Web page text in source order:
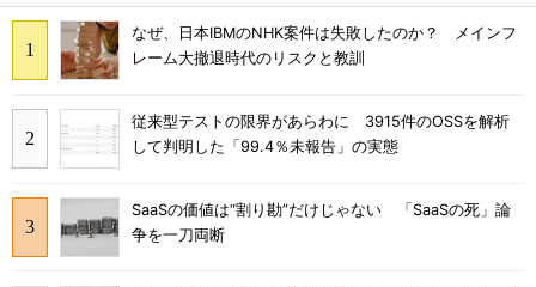
なぜ、日本IBMのNHK案件は失敗したのか？ メインフ
レーム大撤退時代のリスクと教訓
従来型テストの限界があらわに 3915件のOSSを解析
して判明した「99.4％未報告」の実態
SaaSの価値は“割り勘”だけじゃない 「SaaSの死」論
争を一刀両断